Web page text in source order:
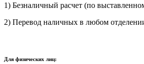
1) Безналичный расчет (по
2) Перевод наличных в любом
Для физических лиц: